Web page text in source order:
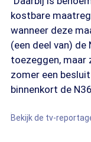
kostbare
wanneer deze
(een deel van)
toezeggen, maar
zomer een
binnenkort de
Bekijk de tv-